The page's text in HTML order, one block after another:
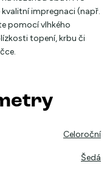
impregnaci (např.
pomocí vlhkého
topení, krbu či
Celoroční
Šedá